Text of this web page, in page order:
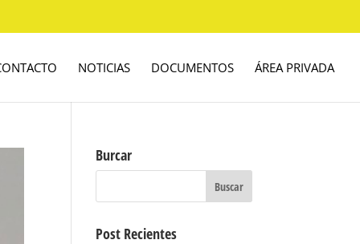
NOTICIAS DOCUMENTOS ÁREA PRIVADA
Burcar
Post Recientes